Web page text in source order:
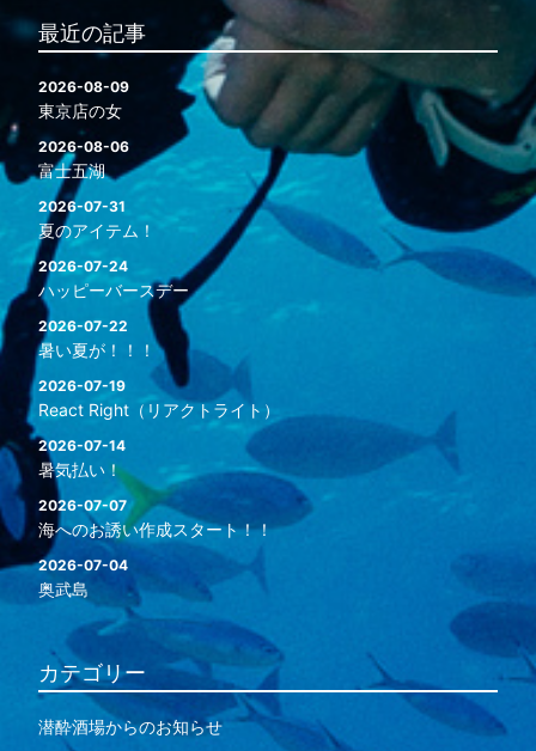
最近の記事
2026-08-09
東京店の女
2026-08-06
富士五湖
2026-07-31
夏のアイテム！
2026-07-24
ハッピーバースデー
2026-07-22
暑い夏が！！！
2026-07-19
React Right（リアクトライト）
2026-07-14
暑気払い！
2026-07-07
海へのお誘い作成スタート！！
2026-07-04
奥武島
カテゴリー
潜酔酒場からのお知らせ